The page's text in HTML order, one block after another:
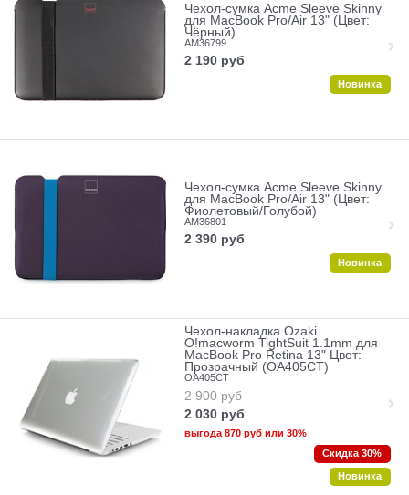
Чехол-сумка Acme Sleeve Skinny
для MacBook Pro/Air 13" (Цвет:
Чёрный)
AM36799
2 190 руб
Новинка
Чехол-сумка Acme Sleeve Skinny
для MacBook Pro/Air 13" (Цвет:
Фиолетовый/Голубой)
AM36801
2 390 руб
Новинка
Чехол-накладка Ozaki
O!macworm TightSuit 1.1mm для
MacBook Pro Retina 13" Цвет:
Прозрачный (OA405CT)
OA405CT
2 900 руб
2 030 руб
выгода 870 рубили 30%
Скидка 30%
Новинка